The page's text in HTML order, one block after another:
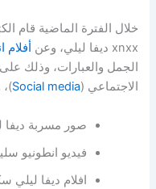
خلال الفترة الماضية قام
xnxx ديفا ليلي، وعن
أفلام
الجمل والعبارات، وذلك
الاجتماعي (Social media)،
صور مسربة ديفا
فيديو انطونيو
افلام ديفا